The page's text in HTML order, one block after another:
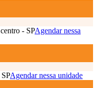
- SPAgendar nessa
Agendar nessa unidade